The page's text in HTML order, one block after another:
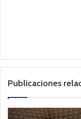
Publicaciones